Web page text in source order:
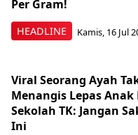
HEADLINE
Per Gram!
Kamis, 16 Jul
Viral Seorang Ayah
Menangis Lepas Anak
Sekolah TK: Jangan
Ini